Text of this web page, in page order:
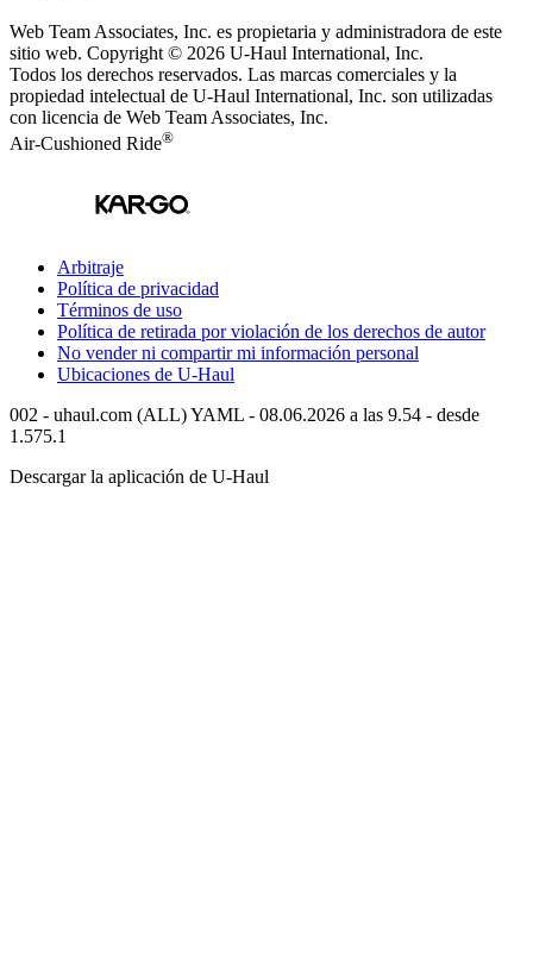
Web Team Associates, Inc. es propietaria y administradora de este
sitio web. Copyright © 2026 U-Haul International, Inc.
Todos los derechos reservados. Las marcas comerciales y la
propiedad intelectual de U-Haul International, Inc. son utilizadas
con licencia de Web Team Associates, Inc.
Air-Cushioned Ride®
Arbitraje
Política de privacidad
Términos de uso
Política de retirada por violación de los derechos de autor
No vender ni compartir mi información personal
Ubicaciones de U-Haul
002 - uhaul.com (ALL) YAML - 08.06.2026 a las 9.54 - desde
1.575.1
Descargar la aplicación de U-Haul